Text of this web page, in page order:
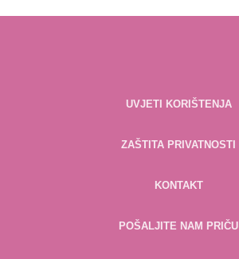
UVJETI KORIŠTENJA
ZAŠTITA PRIVATNOSTI
KONTAKT
POŠALJITE NAM PRIČU